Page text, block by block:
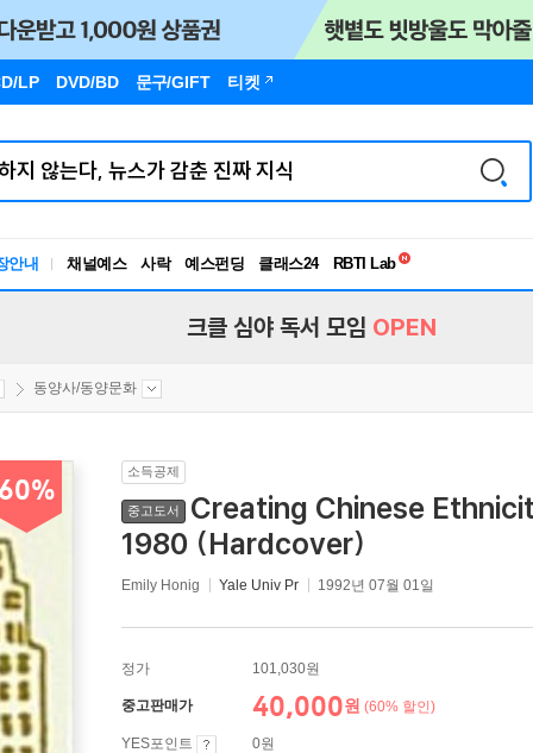
LP DVD/BD 문구/GIFT 티켓
안내 채널예스 사락 예스펀딩 클래스24
독서유형검사
크클 심야 독서 모임 OPEN
동양사/동양문화
소득공제
중고도서
Creating Chinese
1980 (Hardcover)
Emily Honig Yale Univ Pr 1992년 07월 01일
정가 101,030원
중고판매가 40,000원 (60% 할인)
YES포인트 0원